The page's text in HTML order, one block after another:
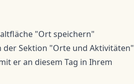
"Ort speichern"
Sektion "Orte und Aktivitäten"
er an diesem Tag in Ihrem